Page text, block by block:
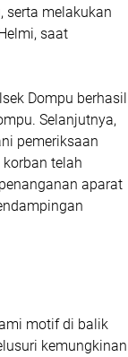
serta melakukan
saat
Dompu berhasil
Selanjutnya,
pemeriksaan
telah
aparat
motif di balik
kemungkinan